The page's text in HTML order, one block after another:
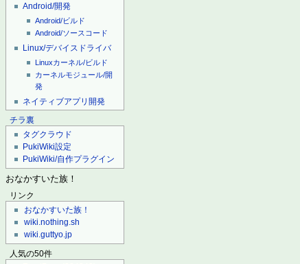
Android/開発
Android/ビルド
Android/ソースコード
Linux/デバイスドライバ
Linuxカーネル/ビルド
カーネルモジュール/開
発
ネイティブアプリ開発
チラ裏
タグクラウド
PukiWiki設定
PukiWiki/自作プラグイン
おなかすいた族！
リンク
おなかすいた族！
wiki.nothing.sh
wiki.guttyo.jp
人気の50件